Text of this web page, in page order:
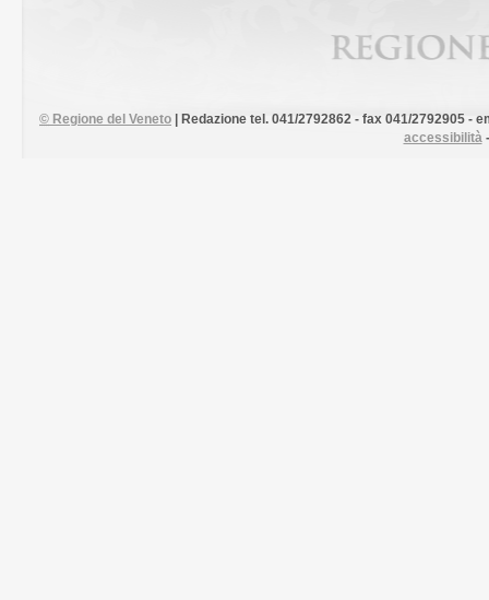
© Regione del Veneto
| Redazione tel. 041/2792862 - fax 041/2792905 -
accessibilità